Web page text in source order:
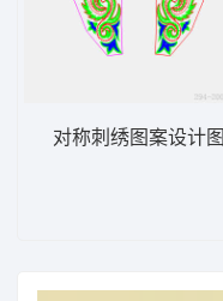
对称刺绣图案设计图